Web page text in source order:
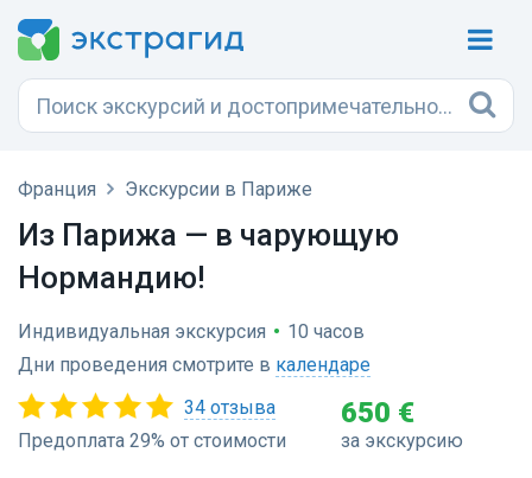
Франция Экскурсии в Париже
Из Парижа — в чарующую
Нормандию!
Индивидуальная экскурсия • 10 часов
Дни проведения смотрите в календаре
34 отзыва
Предоплата 29% от стоимости
650 €
за экскурсию